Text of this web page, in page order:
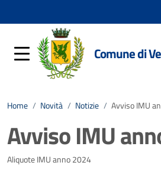
Comune di
Home / Novità / Notizie / Avviso IMU
Avviso IMU
Dettagli della notizia
Aliquote IMU anno 2024